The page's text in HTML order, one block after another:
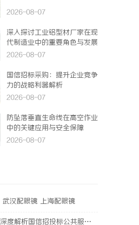
2026-08-07
深入探讨工业铝型材厂家在现
代制造业中的重要角色与发展
趋势
2026-08-07
国信招标采购：提升企业竞争
力的战略利器解析
2026-08-07
防坠落垂直生命线在高空作业
中的关键应用与安全保障
2026-08-07
武汉配眼镜 上海配眼镜
深度解析国信招投标公共服务平台的功能与优势